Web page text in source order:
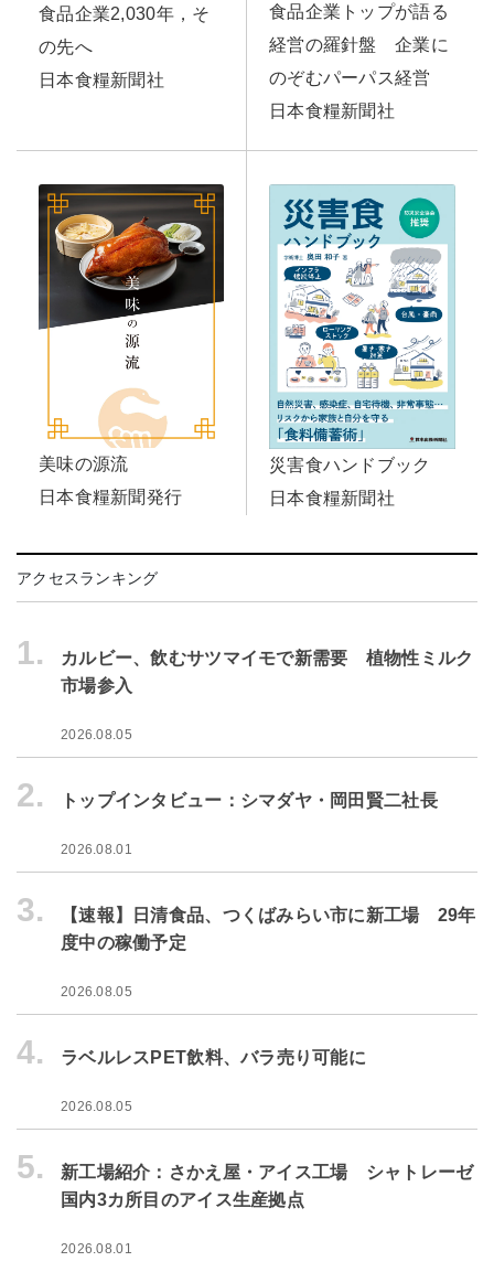
食品企業2,030年，そ
の先へ
日本食糧新聞社
食品企業トップが語る
経営の羅針盤 企業に
のぞむパーパス経営
日本食糧新聞社
美味の源流
日本食糧新聞発行
災害食ハンドブック
日本食糧新聞社
アクセスランキング
1.
カルビー、飲むサツマイモで新需要 植物性ミルク
市場参入
2026.08.05
2. トップインタビュー：シマダヤ・岡田賢二社長
2026.08.01
3.
【速報】日清食品、つくばみらい市に新工場 29年
度中の稼働予定
2026.08.05
4. ラベルレスPET飲料、バラ売り可能に
2026.08.05
5.
新工場紹介：さかえ屋・アイス工場 シャトレーゼ
国内3カ所目のアイス生産拠点
2026.08.01